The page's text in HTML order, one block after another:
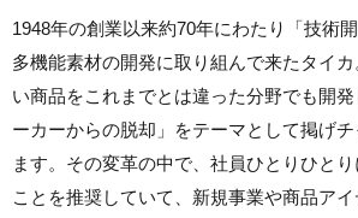
1948年の創業以来約70年にわたり「技術
多機能素材の開発に取り組んで来たタイ
い商品をこれまでとは違った分野でも開
ーカーからの脱却」をテーマとして掲げ
ます。その変革の中で、社員ひとりひと
ことを推奨していて、新規事業や商品ア